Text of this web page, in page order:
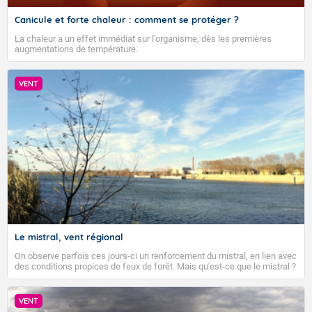
VIGILANCE ROUGE
Canicule et forte chaleur : comment se protéger ?
La chaleur a un effet immédiat sur l’organisme, dès les premières
augmentations de température.
VENT
Le mistral, vent régional
On observe parfois ces jours-ci un renforcement du mistral, en lien avec
des conditions propices de feux de forêt. Mais qu'est-ce que le mistral ?
Quelles sont ses caractéristiques ? Le mistral est un vent régional,
turbulent et généralement sec, pouvant souffler à une vitesse moyenne
de 50 km/h et atteindre 80 à 100 km/h en rafales, parfois davantage. Il
parcourt la basse vallée du Rhône et la Provence et envahit le littoral
VENT